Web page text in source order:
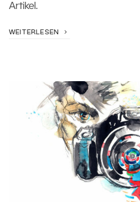
Artikel.
WEITERLESEN